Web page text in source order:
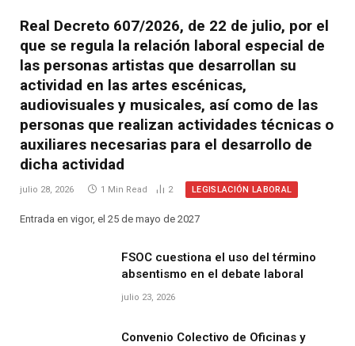
Real Decreto 607/2026, de 22 de julio, por el
que se regula la relación laboral especial de
las personas artistas que desarrollan su
actividad en las artes escénicas,
audiovisuales y musicales, así como de las
personas que realizan actividades técnicas o
auxiliares necesarias para el desarrollo de
dicha actividad
julio 28, 2026 1 Min Read 2 LEGISLACIÓN LABORAL
Entrada en vigor, el 25 de mayo de 2027
FSOC cuestiona el uso del término
absentismo en el debate laboral
julio 23, 2026
Convenio Colectivo de Oficinas y